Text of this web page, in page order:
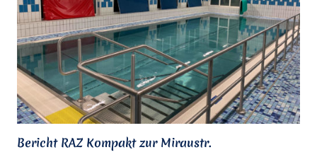
Bericht RAZ Kompakt zur Miraustr.